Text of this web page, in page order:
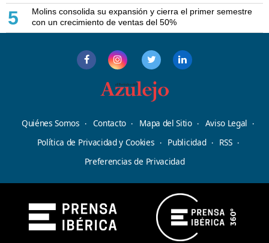
5
Molins consolida su expansión y cierra el primer semestre
con un crecimiento de ventas del 50%
Quiénes Somos Contacto Mapa del Sitio
Aviso Legal
Política de Privacidad y Cookies
Publicidad
RSS
Preferencias de Privacidad